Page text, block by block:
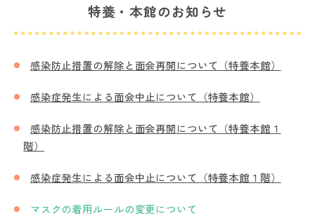
特養・本館のお知らせ
感染防止措置の解除と面会再開について（特養本館）
感染症発生による面会中止について（特養本館）
感染防止措置の解除と面会再開について（特養本館１
階）
感染症発生による面会中止について（特養本館１階）
マスクの着用ルールの変更について